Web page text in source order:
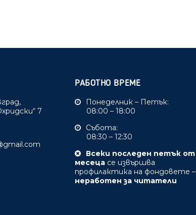
7
РАБОТНО ВРЕМЕ
Понеделник – Петък:
08:00 – 18:00
Събота:
08:30 – 12:30
Всеки последен петък от
месеца се извършва
профилактика на фондовете –
неработен за читатели